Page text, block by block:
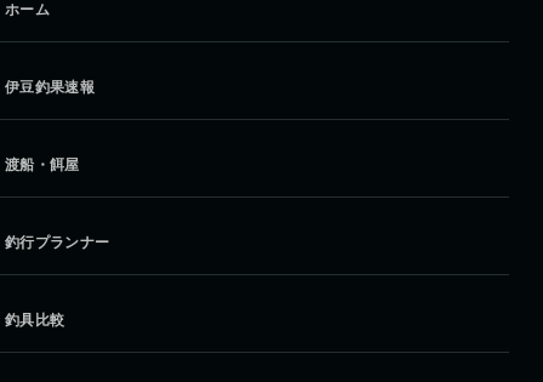
ホーム
伊豆釣果速報
渡船・餌屋
釣行プランナー
釣具比較